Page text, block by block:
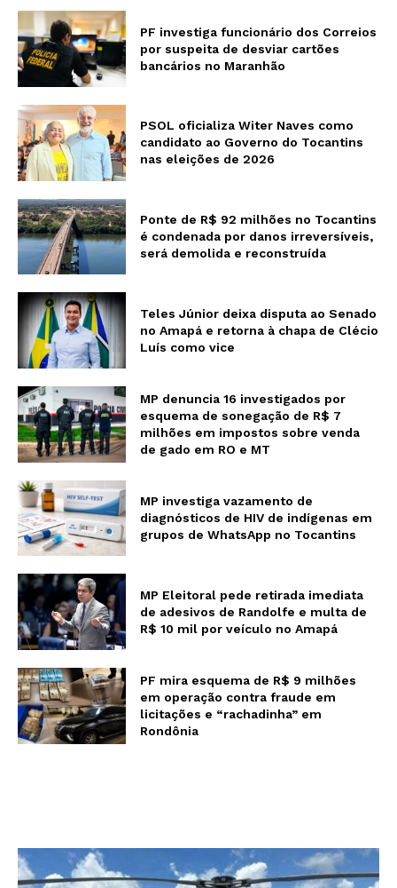
PF investiga funcionário dos Correios
por suspeita de desviar cartões
bancários no Maranhão
PSOL oficializa Witer Naves como
candidato ao Governo do Tocantins
nas eleições de 2026
Ponte de R$ 92 milhões no Tocantins
é condenada por danos irreversíveis,
será demolida e reconstruída
Teles Júnior deixa disputa ao Senado
no Amapá e retorna à chapa de Clécio
Luís como vice
MP denuncia 16 investigados por
esquema de sonegação de R$ 7
milhões em impostos sobre venda
de gado em RO e MT
MP investiga vazamento de
diagnósticos de HIV de indígenas em
grupos de WhatsApp no Tocantins
MP Eleitoral pede retirada imediata
de adesivos de Randolfe e multa de
R$ 10 mil por veículo no Amapá
PF mira esquema de R$ 9 milhões
em operação contra fraude em
licitações e “rachadinha” em
Rondônia